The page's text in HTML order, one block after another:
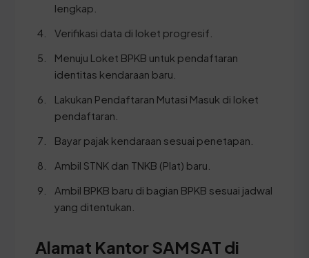
lengkap.
Verifikasi data di loket progresif.
Menuju Loket BPKB untuk pendaftaran
identitas kendaraan baru.
Lakukan Pendaftaran Mutasi Masuk di loket
pendaftaran.
Bayar pajak kendaraan sesuai penetapan.
Ambil STNK dan TNKB (Plat) baru.
Ambil BPKB baru di bagian BPKB sesuai jadwal
yang ditentukan.
Alamat Kantor SAMSAT di